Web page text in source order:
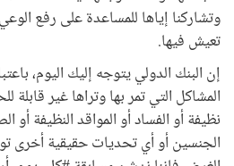
وتشاركنا إياها للمساعدة على رفع
تعيش فيها.
إن البنك الدولي يتوجه إليك اليوم،
المشاكل التي تمر بها وتراها غير
نظيفة أو الفساد أو المواقد النظيفة
الجنسين أو أي تحديات حقيقية أخرى